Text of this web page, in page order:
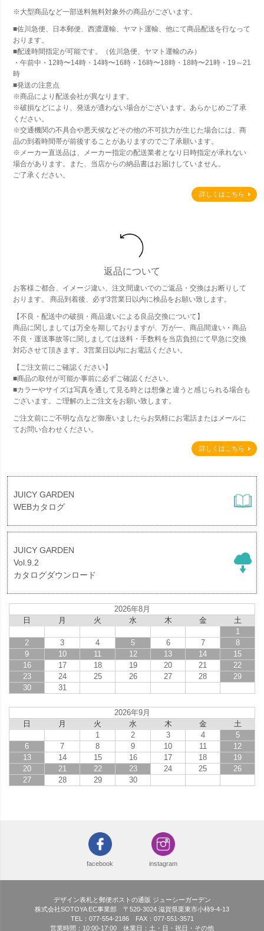
※大型商品など一部送料無料対象外の商品がございます。
■佐川急便、日本郵便、西濃運輸、ヤマト運輸、他にて商品配送を行なって
おります。
■配達時間指定が可能です。（佐川急便、ヤマト運輸のみ）
・午前中・12時〜14時・14時〜16時・16時〜18時・18時〜21時・19～21
時
■発送の注意点
※商品により配送会社が異なります。
※破損などにより、発送が適わない場合がございます。あらかじめご了承
ください。
※交通機関の不具合や悪天候などその他の不可抗力が生じた場合には、商
品の到着時間帯が前後することがありますのでご了承願います。
※メーカー直送品は、メーカー指定の配送業者となり日時指定が承れない
場合があります。また、当店からの納品書はお届けしていません。
ご了承ください。
詳しくはこちら
返品について
お客様ご都合、イメージ違い、注文間違いでのご返品・交換はお断りして
おります。 商品到着後、必ず3営業日以内に検品をお願い致します。
【不良・配送中の破損・商品違いによる良品交換について】
商品に関しましては万全を期しておりますが、万が一、商品間違い・商品
不良・運送事故等に関しましては送料・手数料を当店負担にて早急に交換
対応させて頂きます。3営業日以内にお電話ください。
【ご注文前にご確認ください】
■商品の取付が可能か事前に必ずご確認ください。
■カラーやサイズは写真を通して見る時とは想像と違うと感じられる場合も
ございます。ご理解の上ご注文をお願い致します。
ご注文前にご不明な点など御座いましたらお気軽にお電話またはメールに
てお問い合わせください。
詳しくはこちら
JUICY GARDEN
WEBカタログ
JUICY GARDEN
Vol.9.2
カタログダウンロード
2026年8月
日
月 火 水 木 金
土
1
2
3 4 5 6 7
8
9
10 11 12 13 14
15
16
17 18 19 20 21
22
23
24 25 26 27 28
29
30
31
2026年9月
日
月 火 水 木 金
土
1
2 3 4
5
6
7 8 9 10 11
12
13
14 15 16 17 18
19
20
21 22 23 24 25
26
27
28 29 30
facebook instagram
デザイン表札と郵便ポストの通販 ジューシーガーデン
株式会社SOTOYA EC事業部 〒520-3024 滋賀県栗東市小柿9-4-13
TEL：077-554-2186 FAX：077-551-3571
営業時間：10:00-17:00 休業日：土・日・祝日・その他